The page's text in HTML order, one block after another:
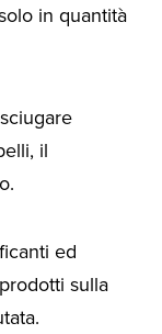
in quantità
il
ed
sulla